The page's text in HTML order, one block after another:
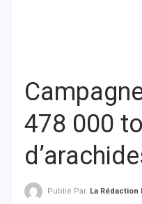
478 000
Publié Par La Rédaction De